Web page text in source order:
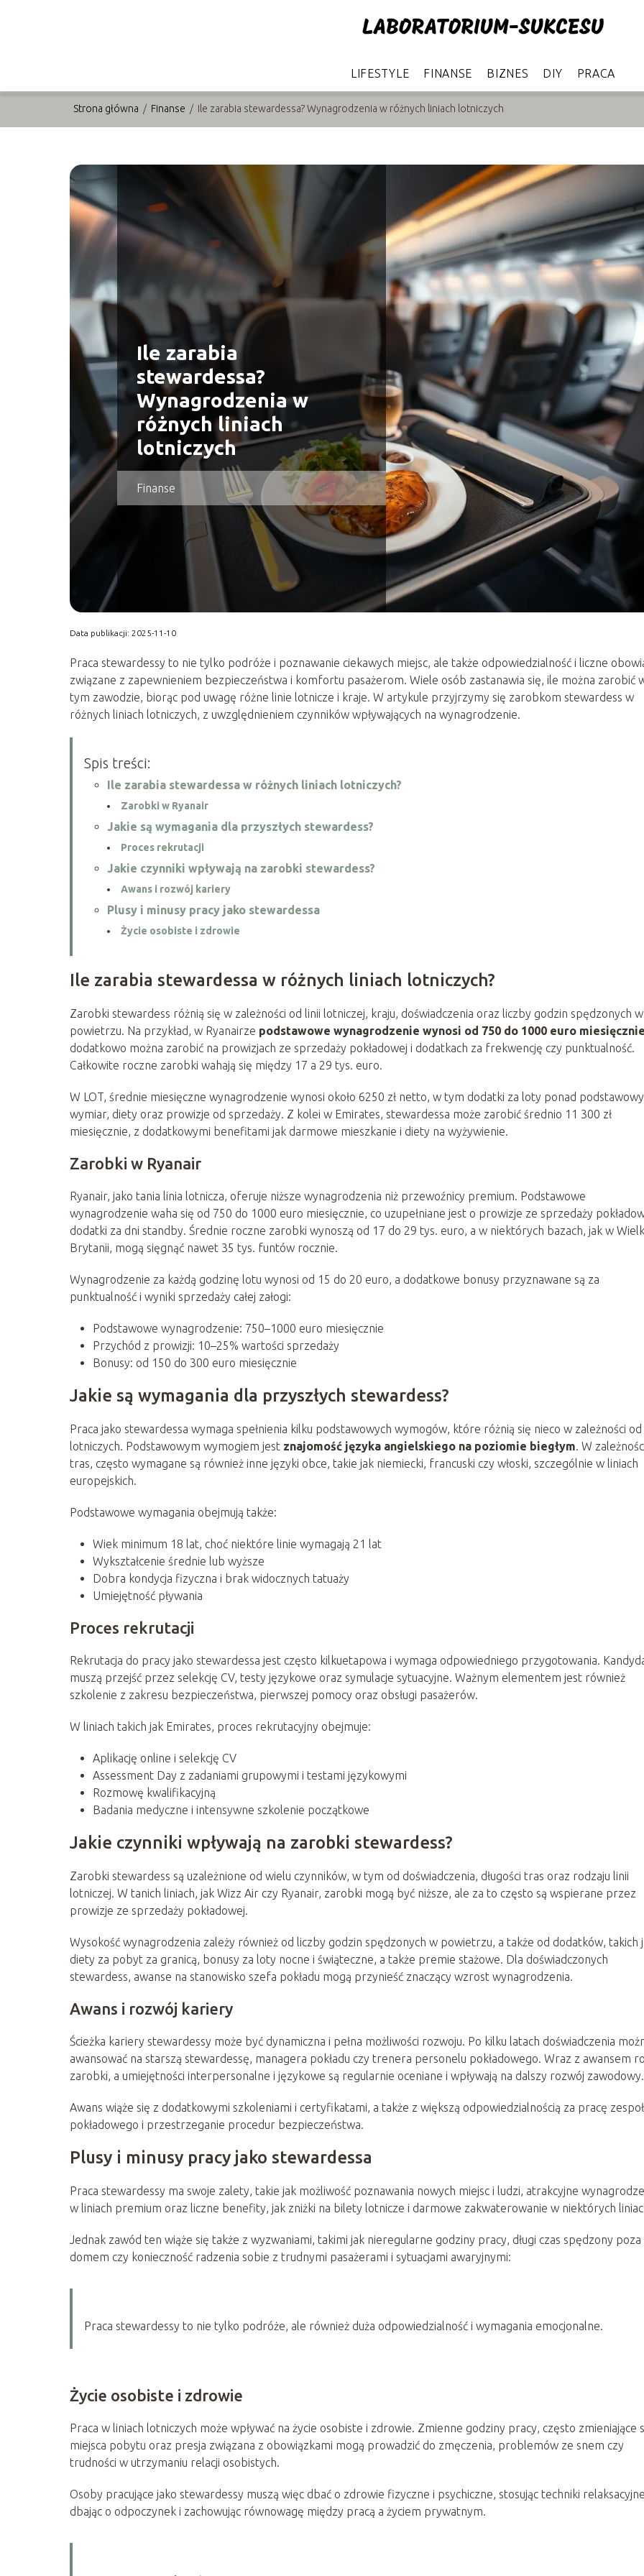
LIFESTYLE FINANSE BIZNES DIY PRACA
Strona główna / Finanse / Ile zarabia stewardessa? Wynagrodzenia w różnych liniach lotniczych
Ile zarabia
stewardessa?
Wynagrodzenia w
różnych liniach
lotniczych
Finanse
Data publikacji: 2025-11-10
Praca stewardessy to nie tylko podróże i poznawanie ciekawych miejsc, ale także odpowiedzialność i liczne
związane z zapewnieniem bezpieczeństwa i komfortu pasażerom. Wiele osób zastanawia się, ile można zarobić
tym zawodzie, biorąc pod uwagę różne linie lotnicze i kraje. W artykule przyjrzymy się zarobkom stewardess w
różnych liniach lotniczych, z uwzględnieniem czynników wpływających na wynagrodzenie.
Spis treści:
Ile zarabia stewardessa w różnych liniach lotniczych?
Zarobki w Ryanair
Jakie są wymagania dla przyszłych stewardess?
Proces rekrutacji
Jakie czynniki wpływają na zarobki stewardess?
Awans i rozwój kariery
Plusy i minusy pracy jako stewardessa
Życie osobiste i zdrowie
Ile zarabia stewardessa w różnych liniach lotniczych?
Zarobki stewardess różnią się w zależności od linii lotniczej, kraju, doświadczenia oraz liczby godzin spędzonych w
powietrzu. Na przykład, w Ryanairze podstawowe wynagrodzenie wynosi od 750 do 1000 euro
dodatkowo można zarobić na prowizjach ze sprzedaży pokładowej i dodatkach za frekwencję czy punktualność.
Całkowite roczne zarobki wahają się między 17 a 29 tys. euro.
W LOT, średnie miesięczne wynagrodzenie wynosi około 6250 zł netto, w tym dodatki za loty ponad podstawowy
wymiar, diety oraz prowizje od sprzedaży. Z kolei w Emirates, stewardessa może zarobić średnio 11 300 zł
miesięcznie, z dodatkowymi benefitami jak darmowe mieszkanie i diety na wyżywienie.
Zarobki w Ryanair
Ryanair, jako tania linia lotnicza, oferuje niższe wynagrodzenia niż przewoźnicy premium. Podstawowe
wynagrodzenie waha się od 750 do 1000 euro miesięcznie, co uzupełniane jest o prowizje ze sprzedaży
dodatki za dni standby. Średnie roczne zarobki wynoszą od 17 do 29 tys. euro, a w niektórych bazach, jak w
Brytanii, mogą sięgnąć nawet 35 tys. funtów rocznie.
Wynagrodzenie za każdą godzinę lotu wynosi od 15 do 20 euro, a dodatkowe bonusy przyznawane są za
punktualność i wyniki sprzedaży całej załogi:
Podstawowe wynagrodzenie: 750–1000 euro miesięcznie
Przychód z prowizji: 10–25% wartości sprzedaży
Bonusy: od 150 do 300 euro miesięcznie
Jakie są wymagania dla przyszłych stewardess?
Praca jako stewardessa wymaga spełnienia kilku podstawowych wymogów, które różnią się nieco w zależności od
lotniczych. Podstawowym wymogiem jest znajomość języka angielskiego na poziomie biegłym . W
tras, często wymagane są również inne języki obce, takie jak niemiecki, francuski czy włoski, szczególnie w liniach
europejskich.
Podstawowe wymagania obejmują także:
Wiek minimum 18 lat, choć niektóre linie wymagają 21 lat
Wykształcenie średnie lub wyższe
Dobra kondycja fizyczna i brak widocznych tatuaży
Umiejętność pływania
Proces rekrutacji
Rekrutacja do pracy jako stewardessa jest często kilkuetapowa i wymaga odpowiedniego przygotowania.
muszą przejść przez selekcję CV, testy językowe oraz symulacje sytuacyjne. Ważnym elementem jest również
szkolenie z zakresu bezpieczeństwa, pierwszej pomocy oraz obsługi pasażerów.
W liniach takich jak Emirates, proces rekrutacyjny obejmuje:
Aplikację online i selekcję CV
Assessment Day z zadaniami grupowymi i testami językowymi
Rozmowę kwalifikacyjną
Badania medyczne i intensywne szkolenie początkowe
Jakie czynniki wpływają na zarobki stewardess?
Zarobki stewardess są uzależnione od wielu czynników, w tym od doświadczenia, długości tras oraz rodzaju linii
lotniczej. W tanich liniach, jak Wizz Air czy Ryanair, zarobki mogą być niższe, ale za to często są wspierane przez
prowizje ze sprzedaży pokładowej.
Wysokość wynagrodzenia zależy również od liczby godzin spędzonych w powietrzu, a także od dodatków, takich
diety za pobyt za granicą, bonusy za loty nocne i świąteczne, a także premie stażowe. Dla doświadczonych
stewardess, awanse na stanowisko szefa pokładu mogą przynieść znaczący wzrost wynagrodzenia.
Awans i rozwój kariery
Ścieżka kariery stewardessy może być dynamiczna i pełna możliwości rozwoju. Po kilku latach doświadczenia
awansować na starszą stewardessę, managera pokładu czy trenera personelu pokładowego. Wraz z awansem
zarobki, a umiejętności interpersonalne i językowe są regularnie oceniane i wpływają na dalszy rozwój zawodowy.
Awans wiąże się z dodatkowymi szkoleniami i certyfikatami, a także z większą odpowiedzialnością za pracę
pokładowego i przestrzeganie procedur bezpieczeństwa.
Plusy i minusy pracy jako stewardessa
Praca stewardessy ma swoje zalety, takie jak możliwość poznawania nowych miejsc i ludzi, atrakcyjne
w liniach premium oraz liczne benefity, jak zniżki na bilety lotnicze i darmowe zakwaterowanie w niektórych
Jednak zawód ten wiąże się także z wyzwaniami, takimi jak nieregularne godziny pracy, długi czas spędzony poza
domem czy konieczność radzenia sobie z trudnymi pasażerami i sytuacjami awaryjnymi:
Praca stewardessy to nie tylko podróże, ale również duża odpowiedzialność i wymagania emocjonalne.
Życie osobiste i zdrowie
Praca w liniach lotniczych może wpływać na życie osobiste i zdrowie. Zmienne godziny pracy, często zmieniające
miejsca pobytu oraz presja związana z obowiązkami mogą prowadzić do zmęczenia, problemów ze snem czy
trudności w utrzymaniu relacji osobistych.
Osoby pracujące jako stewardessy muszą więc dbać o zdrowie fizyczne i psychiczne, stosując techniki
dbając o odpoczynek i zachowując równowagę między pracą a życiem prywatnym.